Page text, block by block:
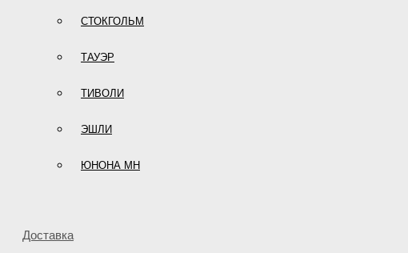
СТОКГОЛЬМ
ТАУЭР
ТИВОЛИ
ЭШЛИ
ЮНОНА МН
Доставка